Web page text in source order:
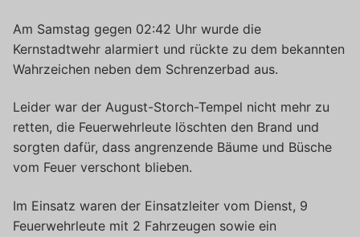
Am Samstag gegen 02:42 Uhr wurde die
Kernstadtwehr alarmiert und rückte zu dem bekannten
Wahrzeichen neben dem Schrenzerbad aus.
Leider war der August-Storch-Tempel nicht mehr zu
retten, die Feuerwehrleute löschten den Brand und
sorgten dafür, dass angrenzende Bäume und Büsche
vom Feuer verschont blieben.
Im Einsatz waren der Einsatzleiter vom Dienst, 9
Feuerwehrleute mit 2 Fahrzeugen sowie ein